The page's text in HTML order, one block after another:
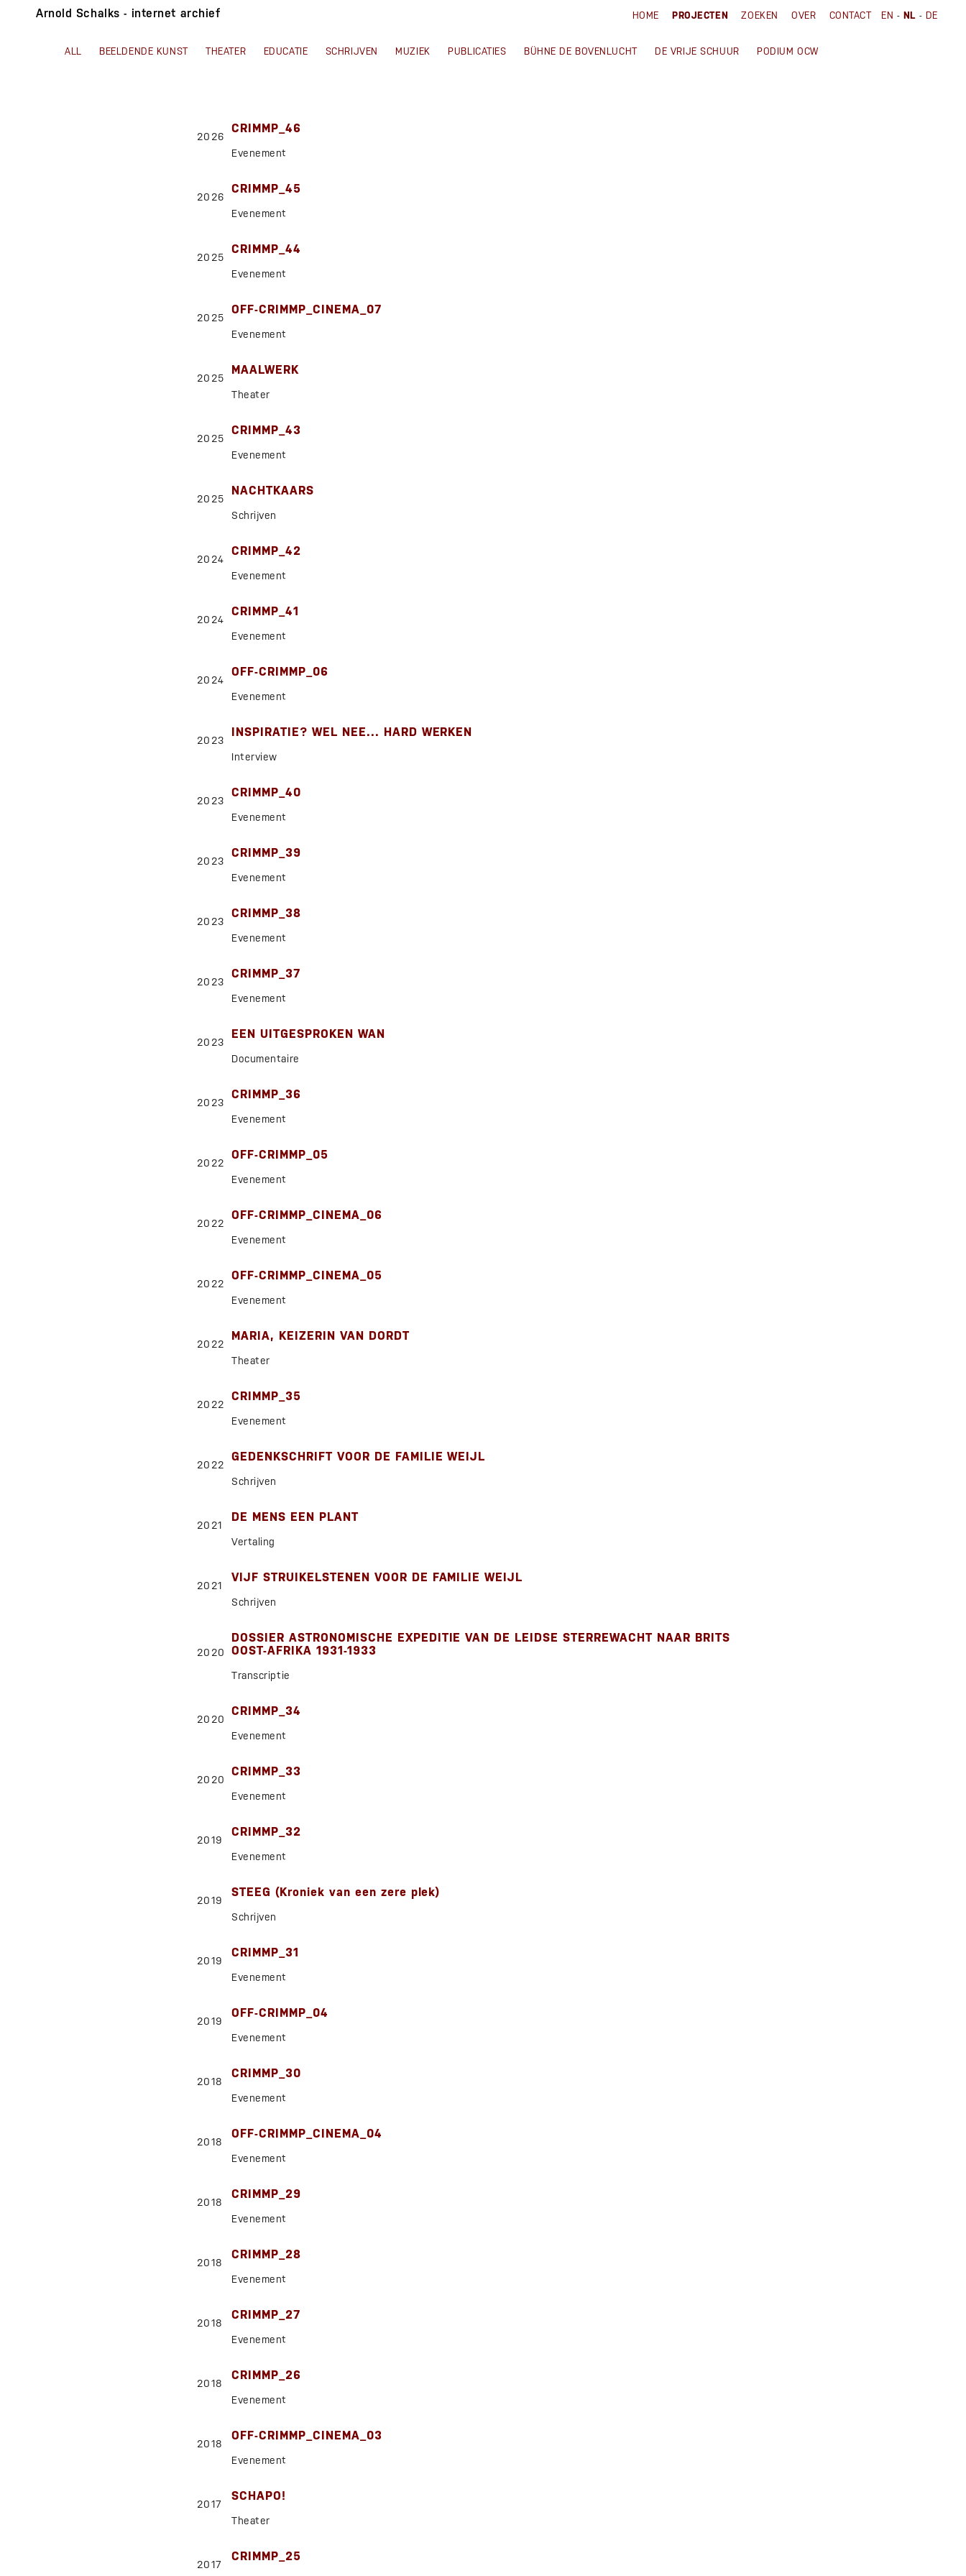
Arnold Schalks - internet archief HOME PROJECTEN ZOEKEN OVER CONTACT EN - NL - DE
ALL BEELDENDE KUNST THEATER EDUCATIE SCHRIJVEN MUZIEK PUBLICATIES BÜHNE DE BOVENLUCHT DE VRIJE SCHUUR PODIUM OCW
2026
CRIMMP_46
Evenement
2026
CRIMMP_45
Evenement
2025
CRIMMP_44
Evenement
2025
OFF-CRIMMP_CINEMA_07
Evenement
2025
MAALWERK
Theater
2025
CRIMMP_43
Evenement
2025
NACHTKAARS
Schrijven
2024
CRIMMP_42
Evenement
2024
CRIMMP_41
Evenement
2024
OFF-CRIMMP_06
Evenement
2023
INSPIRATIE? WEL NEE... HARD WERKEN
Interview
2023
CRIMMP_40
Evenement
2023
CRIMMP_39
Evenement
2023
CRIMMP_38
Evenement
2023
CRIMMP_37
Evenement
2023
EEN UITGESPROKEN WAN
Documentaire
2023
CRIMMP_36
Evenement
2022
OFF-CRIMMP_05
Evenement
2022
OFF-CRIMMP_CINEMA_06
Evenement
2022
OFF-CRIMMP_CINEMA_05
Evenement
2022
MARIA, KEIZERIN VAN DORDT
Theater
2022
CRIMMP_35
Evenement
2022
GEDENKSCHRIFT VOOR DE FAMILIE WEIJL
Schrijven
2021
DE MENS EEN PLANT
Vertaling
2021
VIJF STRUIKELSTENEN VOOR DE FAMILIE WEIJL
Schrijven
2020
DOSSIER ASTRONOMISCHE EXPEDITIE VAN DE LEIDSE STERREWACHT NAAR BRITS
OOST-AFRIKA 1931-1933
Transcriptie
2020
CRIMMP_34
Evenement
2020
CRIMMP_33
Evenement
2019
CRIMMP_32
Evenement
2019
STEEG (Kroniek van een zere plek)
Schrijven
2019
CRIMMP_31
Evenement
2019
OFF-CRIMMP_04
Evenement
2018
CRIMMP_30
Evenement
2018
OFF-CRIMMP_CINEMA_04
Evenement
2018
CRIMMP_29
Evenement
2018
CRIMMP_28
Evenement
2018
CRIMMP_27
Evenement
2018
CRIMMP_26
Evenement
2018
OFF-CRIMMP_CINEMA_03
Evenement
2017
SCHAPO!
Theater
2017
CRIMMP_25